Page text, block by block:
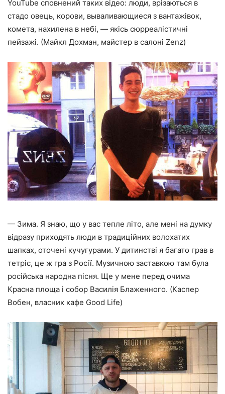
YouTube сповнений таких відео: люди, врізаються в
стадо овець, корови, вываливающиеся з вантажівок,
комета, нахилена в небі, — якісь сюрреалістичні
пейзажі. (Майкл Дохман, майстер в салоні Zenz)
— Зима. Я знаю, що у вас тепле літо, але мені на думку
відразу приходять люди в традиційних волохатих
шапках, оточені кучугурами. У дитинстві я багато грав в
тетріс, це ж гра з Росії. Музичною заставкою там була
російська народна пісня. Ще у мене перед очима
Красна площа і собор Василія Блаженного. (Каспер
Вобен, власник кафе Good Life)